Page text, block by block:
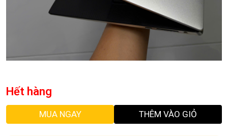
Hết hàng
MUA NGAY THÊM VÀO GIỎ